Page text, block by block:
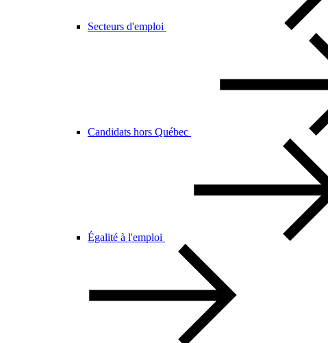
Secteurs d'emploi
Candidats hors Québec
Égalité à l'emploi